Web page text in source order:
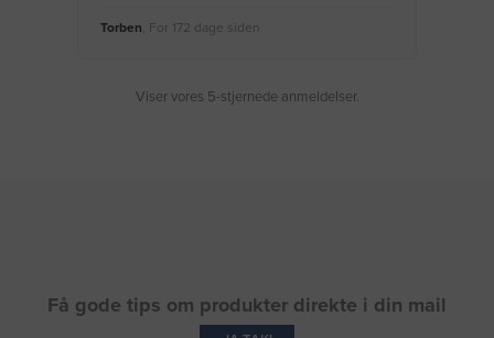
Torben , For 172 dage siden
Viser vores 5-stjernede anmeldelser.
Få gode tips om produkter direkte i din mail